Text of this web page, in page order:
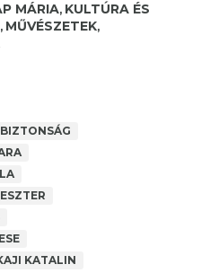
MÁRIA, KULTÚRA ÉS
, MŰVÉSZETEK,
KATALIN